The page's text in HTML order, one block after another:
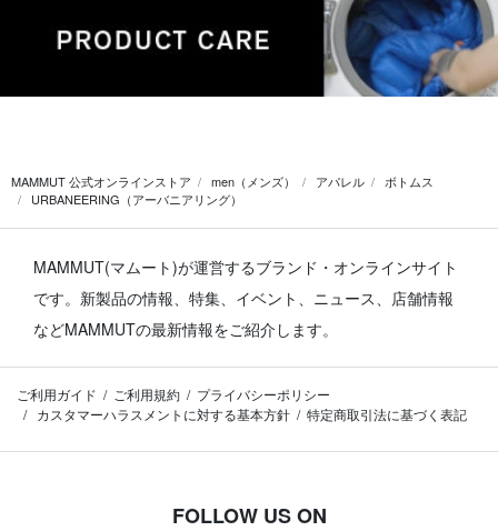
MAMMUT 公式オンラインストア men（メンズ） アパレル
ボトムス
URBANEERING（アーバニアリング）
MAMMUT(マムート)が運営するブランド・オンラインサイト
です。 新製品の情報、特集、イベント、ニュース、店舗情報
などMAMMUTの最新情報をご紹介します。
ご利用ガイド ご利用規約
プライバシーポリシー
カスタマーハラスメントに対する基本方針
特定商取引法に基づく表記
FOLLOW US ON